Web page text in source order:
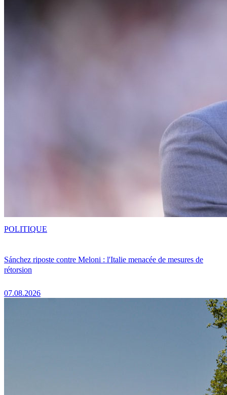
Sánchez riposte contre Meloni : l'Italie menacée de mesures de
rétorsion
07.08.2026
POLITIQUE